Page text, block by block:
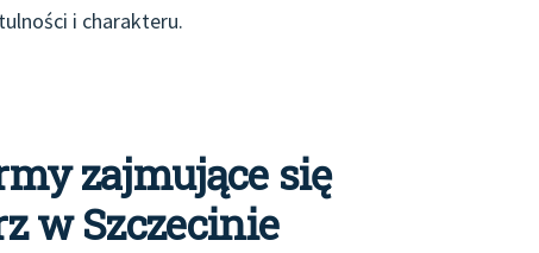
i charakteru.
zajmujące się
w Szczecinie